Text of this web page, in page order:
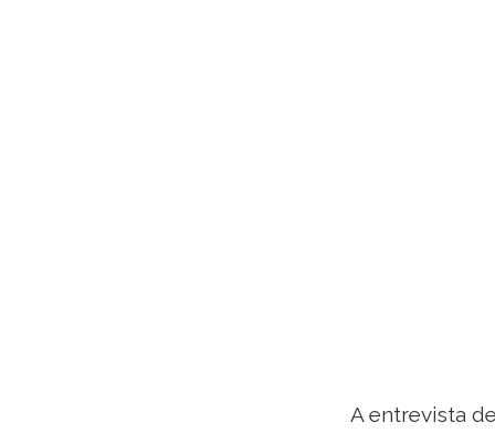
A entrevista